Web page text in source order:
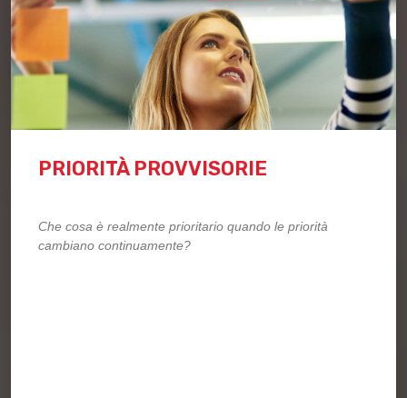
PRIORITÀ PROVVISORIE
Che cosa è realmente prioritario quando le priorità
cambiano continuamente?